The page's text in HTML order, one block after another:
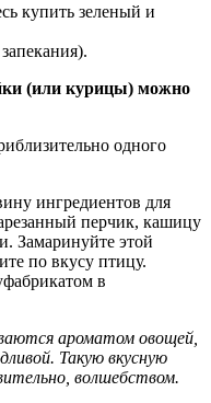
купить зеленый и
(или курицы) можно
одного
ингредиентов для
перчик, кашицу
Замаринуйте этой
по вкусу птицу.
в
ароматом овощей,
Такую вкусную
волшебством.